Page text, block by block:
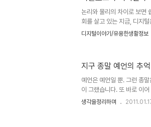
객체들의 공통점은 그것을
논리와 물리의 차이로 보면
회를 살고 있는 지금, 디지
다. 그러나 디지털이 무엇인
다. 네그로폰테 교수는 그
(Analog)를 비트(Bit)와 아
디지털이야기/유용한생활정보
지구 종말 예언의 추억
예언은 예언일 뿐. 그런 종
이 그랬습니다. 또 바로 이
을 묶어 당장이라도 어찌 될
생각을정리하며